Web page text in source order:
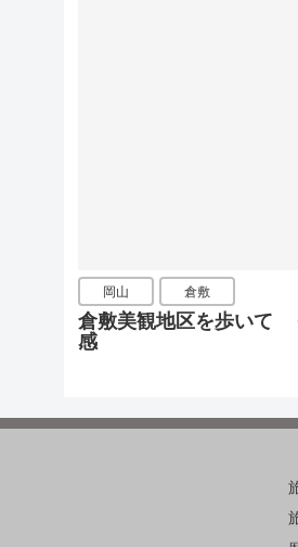
岡山 倉敷
倉敷美観地区を歩いて
感